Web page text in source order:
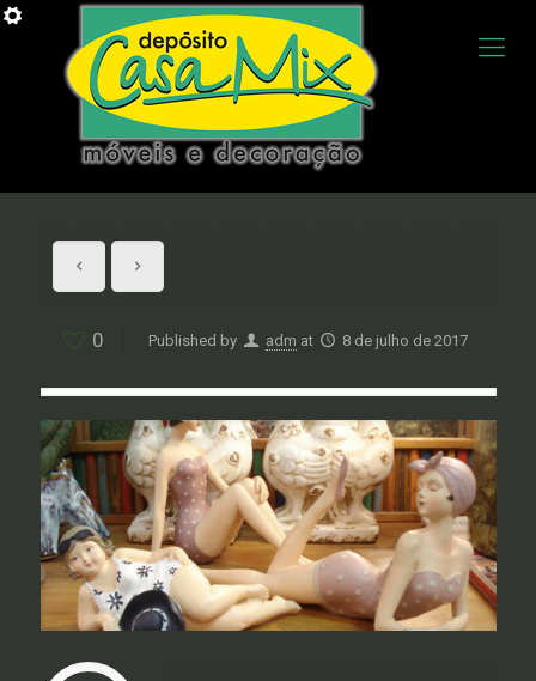
0 Published by adm at 8 de julho de 2017